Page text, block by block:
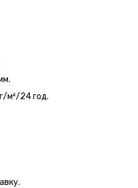
м²/24 год.